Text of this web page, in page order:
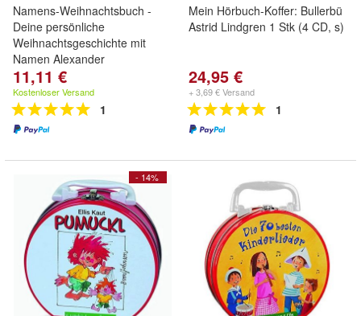
Namens-Weihnachtsbuch -
Deine persönliche
Weihnachtsgeschichte mit
Namen Alexander
11,11 €
Kostenloser Versand
1
Mein Hörbuch-Koffer: Bullerbü
Astrid Lindgren 1 Stk (4 CD, s)
24,95 €
+ 3,69 € Versand
1
- 14%